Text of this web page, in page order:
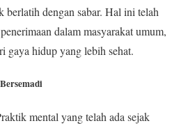
berlatih dengan sabar. Hal ini telah
dalam masyarakat umum,
gaya hidup yang lebih sehat.
mental yang telah ada sejak